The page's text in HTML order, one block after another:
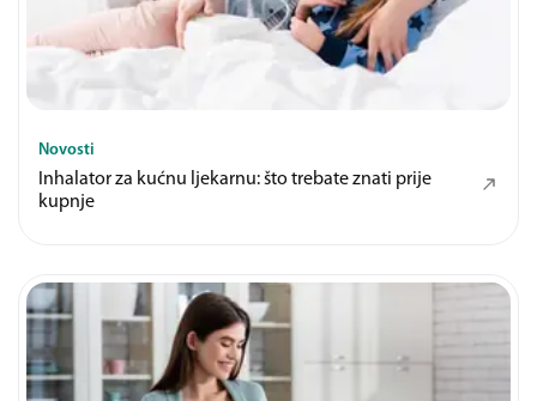
Novosti
Inhalator za kućnu ljekarnu: što trebate znati prije
kupnje